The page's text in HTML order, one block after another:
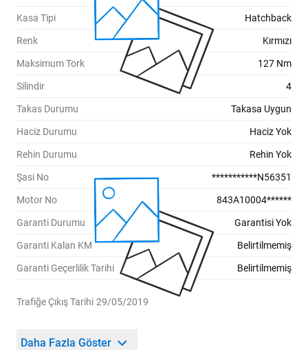
Kasa Tipi Hatchback
Renk Kırmızı
Maksimum Tork 127 Nm
Silindir 4
Takas Durumu Takasa Uygun
Haciz Durumu Haciz Yok
Rehin Durumu Rehin Yok
Şasi No ***********N56351
Motor No 843A10004******
Garanti Durumu Garantisi Yok
Garanti Kalan KM Belirtilmemiş
Garanti Geçerlilik Tarihi Belirtilmemiş
Trafiğe Çıkış Tarihi 29/05/2019
Daha Fazla Göster